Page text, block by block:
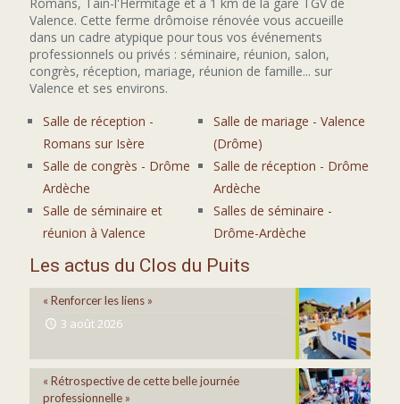
Valence. Cette ferme drômoise rénovée vous accueille
dans un cadre atypique pour tous vos événements
professionnels ou privés : séminaire, réunion, salon,
congrès, réception, mariage, réunion de famille... sur
Valence et ses environs.
Salle de réception -
Romans sur Isère
Salle de congrès - Drôme
Ardèche
Salle de séminaire et
réunion à Valence
Salle de mariage - Valence
(Drôme)
Salle de réception - Drôme
Ardèche
Salles de séminaire -
Drôme-Ardèche
Les actus du Clos du Puits
« Renforcer les liens »
3 août 2026
« Rétrospective de cette belle journée
professionnelle »